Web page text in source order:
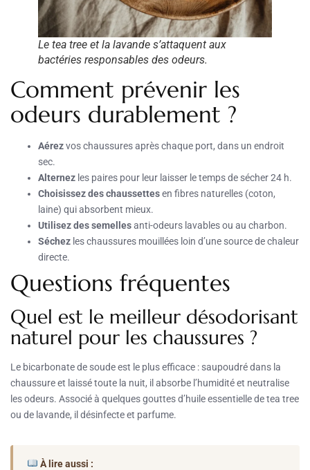
Le tea tree et la lavande s’attaquent aux
bactéries responsables des odeurs.
Comment prévenir les
odeurs durablement ?
Aérezvos chaussures après chaque port, dans un endroit
sec.
Alternez les paires pour leur laisser le temps de sécher 24 h.
Choisissez des chaussettesen fibres naturelles (coton,
laine) qui absorbent mieux.
Utilisez des semellesanti-odeurs lavables ou au charbon.
Séchez les chaussures mouillées loin d’une source de chaleur
directe.
Questions fréquentes
Quel est le meilleur désodorisant
naturel pour les chaussures ?
Le bicarbonate de soude est le plus efficace : saupoudré dans la
chaussure et laissé toute la nuit, il absorbe l’humidité et neutralise
les odeurs. Associé à quelques gouttes d’huile essentielle de tea tree
ou de lavande, il désinfecte et parfume.
À lire aussi :